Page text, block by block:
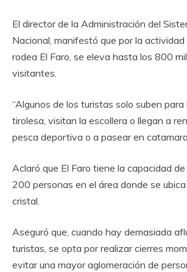
El director de la Administración del
Nacional, manifestó que por la actividad
rodea El Faro, se eleva hasta los 800
visitantes.
“Algunos de los turistas solo suben para
tirolesa, visitan la escollera o llegan a
pesca deportiva o a pasear en
Aclaró que El Faro tiene la capacidad
200 personas en el área donde se
cristal.
Aseguró que, cuando hay demasiada
turistas, se opta por realizar cierres
evitar una mayor aglomeración de